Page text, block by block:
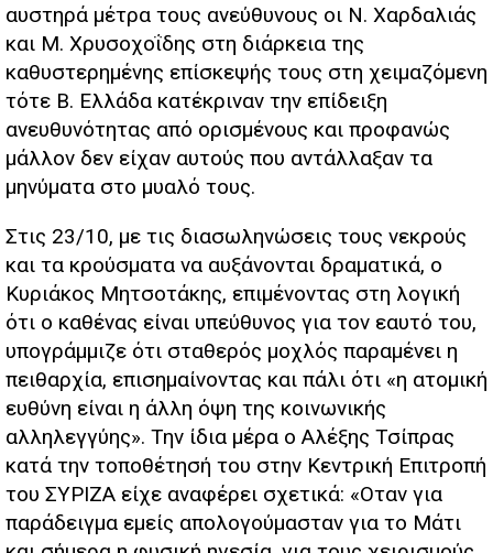
αυστηρά μέτρα τους ανεύθυνους οι Ν. Χαρδαλιάς
και Μ. Χρυσοχοΐδης στη διάρκεια της
καθυστερημένης επίσκεψής τους στη χειμαζόμενη
τότε Β. Ελλάδα κατέκριναν την επίδειξη
ανευθυνότητας από ορισμένους και προφανώς
μάλλον δεν είχαν αυτούς που αντάλλαξαν τα
μηνύματα στο μυαλό τους.
Στις 23/10, με τις διασωληνώσεις τους νεκρούς
και τα κρούσματα να αυξάνονται δραματικά, ο
Κυριάκος Μητσοτάκης, επιμένοντας στη λογική
ότι ο καθένας είναι υπεύθυνος για τον εαυτό του,
υπογράμμιζε ότι σταθερός μοχλός παραμένει η
πειθαρχία, επισημαίνοντας και πάλι ότι «η ατομική
ευθύνη είναι η άλλη όψη της κοινωνικής
αλληλεγγύης». Την ίδια μέρα ο Αλέξης Τσίπρας
κατά την τοποθέτησή του στην Κεντρική Επιτροπή
του ΣΥΡΙΖΑ είχε αναφέρει σχετικά: «Οταν για
παράδειγμα εμείς απολογούμασταν για το Μάτι